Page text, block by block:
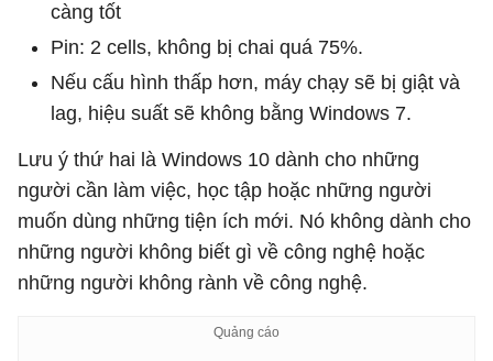
càng tốt
Pin: 2 cells, không bị chai quá 75%.
Nếu cấu hình thấp hơn, máy chạy sẽ bị giật và
lag, hiệu suất sẽ không bằng Windows 7.
Lưu ý thứ hai là Windows 10 dành cho những
người cần làm việc, học tập hoặc những người
muốn dùng những tiện ích mới. Nó không dành cho
những người không biết gì về công nghệ hoặc
những người không rành về công nghệ.